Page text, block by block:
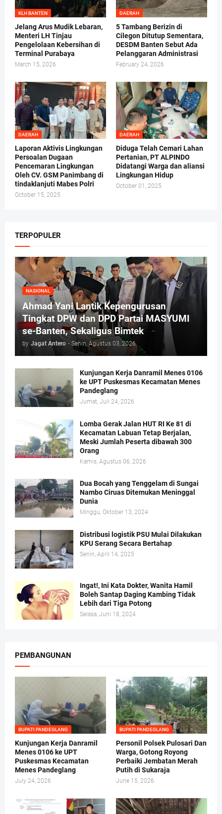
KLH BANTEN
Jelang Arus Mudik Lebaran,
Menteri LH Tinjau
Pengelolaan Kebersihan di
Terminal Purabaya
March 15, 2026
DAERAH
5 Tambang Berizin di
Cilegon Ditutup Sementara,
DESDM Banten Sebut Ada
Pelanggaran Administrasi
February 24, 2026
DAERAH
Laporan Aktivis Lingkungan
Persoalan Dugaan
Pencemaran Lingkungan
Oleh CV. GSM Panimbang di
tindaklanjuti Mabes Polri
October 15, 2025
DAERAH
Diduga Telah Cemari Lahan
Pertanian, PT ALPINDO
Didatangi Warga dan aliansi
Lingkungan Hidup
October 01, 2025
TERPOPULER
NASIONAL
Ahmad Yani Lantik Kepengurusan
Tingkat DPW dan DPD Partai MASYUMI
se-Banten, Sekaligus Bimtek
by Jagat Antero - Senin, Agustus 03, 2026
Kunjungan Kerja Danramil Menes 0106
ke UPT Puskesmas Kecamatan Menes
Pandeglang
Jumat, Juli 24, 2026
Lomba Gerak Jalan HUT RI Ke 81 di
Kecamatan Labuan Tetap Berjalan,
Meski Jumlah Peserta dibawah 300
Orang
Kamis, Agustus 06, 2026
Dua Bocah yang Tenggelam di Sungai
Nambo Ciruas Ditemukan Meninggal
Dunia
Minggu, Oktober 13, 2024
Distribusi logistik PSU Mulai Dilakukan
KPU Serang Secara Bertahap
Senin, April 14, 2025
Ingat!, Ini Kata Dokter, Wanita Hamil
Boleh Santap Daging Kambing Tidak
Lebih dari Tiga Potong
Selasa, Juni 18, 2024
PEMBANGUNAN
BUPATI PANDEGLANG
Kunjungan Kerja Danramil
Menes 0106 ke UPT
Puskesmas Kecamatan
Menes Pandeglang
July 24, 2026
BUPATI PANDEGLANG
Personil Polsek Pulosari Dan
Warga, Gotong Royong
Perbaiki Jembatan Merah
Putih di Sukaraja
June 15, 2026